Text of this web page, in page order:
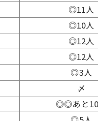
◎11人
◎10人
◎12人
◎12人
◎3人
〆
◎◎あと